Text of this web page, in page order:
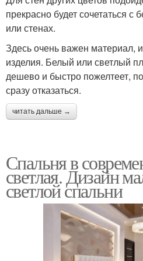
прекрасно будет сочетаться с
или стенах.
Здесь очень важен материал,
изделия. Белый или светлый
дешево и быстро пожелтеет,
сразу отказаться.
читать дальше →
Спальня в
светлая. Дизайн
светлой спальни